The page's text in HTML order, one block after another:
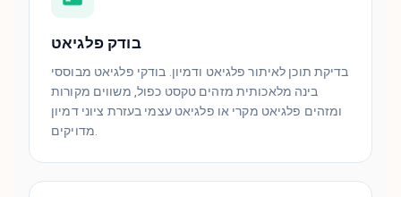
בודק פלגיאט
בדיקת תוכן לאיתור פלגיאט ודמיון. בודקי פלגיאט מבוססי
בינה מלאכותית מזהים טקסט כפול, משווים מקורות
ומזהים פלגיאט מקרי או פלגיאט עצמי בעזרת ציוני דמיון
מדויקים.